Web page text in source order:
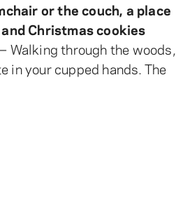
or the couch, a place
Christmas cookies
Walking through the woods,
in your cupped hands. The